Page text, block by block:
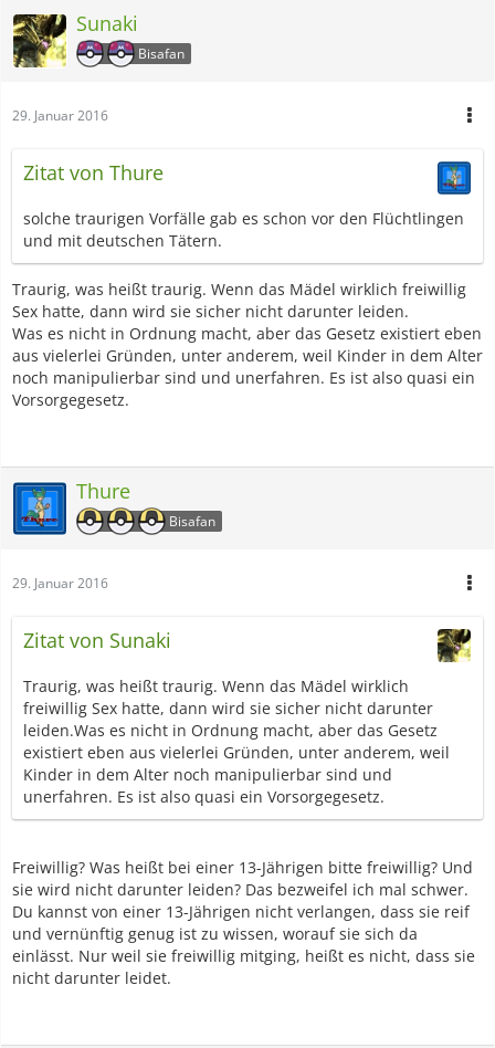
Sunaki
Bisafan
29. Januar 2016
Zitat von Thure
solche traurigen Vorfälle gab es schon vor den Flüchtlingen
und mit deutschen Tätern.
Traurig, was heißt traurig. Wenn das Mädel wirklich freiwillig
Sex hatte, dann wird sie sicher nicht darunter leiden.
Was es nicht in Ordnung macht, aber das Gesetz existiert eben
aus vielerlei Gründen, unter anderem, weil Kinder in dem Alter
noch manipulierbar sind und unerfahren. Es ist also quasi ein
Vorsorgegesetz.
Thure
Bisafan
29. Januar 2016
Zitat von Sunaki
Traurig, was heißt traurig. Wenn das Mädel wirklich
freiwillig Sex hatte, dann wird sie sicher nicht darunter
leiden.Was es nicht in Ordnung macht, aber das Gesetz
existiert eben aus vielerlei Gründen, unter anderem, weil
Kinder in dem Alter noch manipulierbar sind und
unerfahren. Es ist also quasi ein Vorsorgegesetz.
Freiwillig? Was heißt bei einer 13-Jährigen bitte freiwillig? Und
sie wird nicht darunter leiden? Das bezweifel ich mal schwer.
Du kannst von einer 13-Jährigen nicht verlangen, dass sie reif
und vernünftig genug ist zu wissen, worauf sie sich da
einlässt. Nur weil sie freiwillig mitging, heißt es nicht, dass sie
nicht darunter leidet.